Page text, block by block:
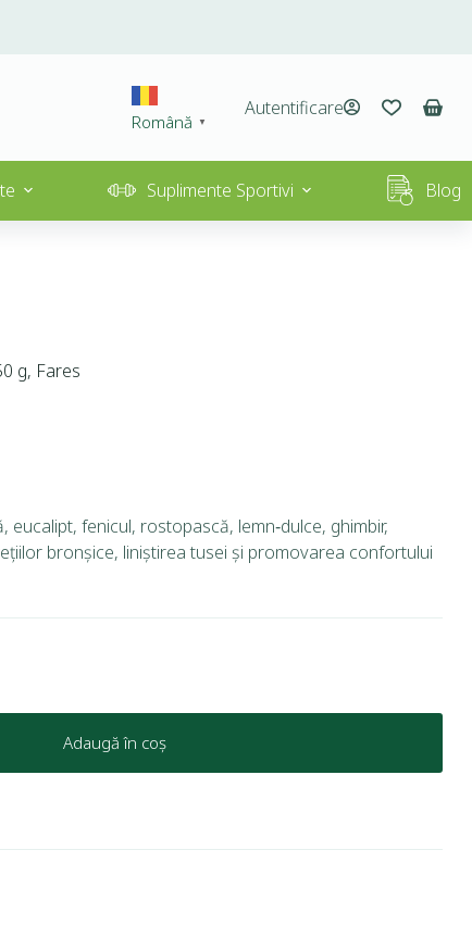
Română ▼
Autentificare
Suplimente Sportivi Blog
g, Fares
fenicul, rostopască, lemn‑dulce, ghimbir,
bronșice, liniștirea tusei și promovarea confortului
Adaugă în coș